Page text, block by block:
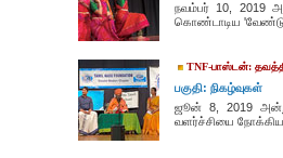
நவம்பர் 10, 2019
கொண்டாடிய
TNF-பாஸ்டன்:
பகுதி: நிகழ்வுகள்
ஜூன் 8, 2019
வளர்ச்சியை